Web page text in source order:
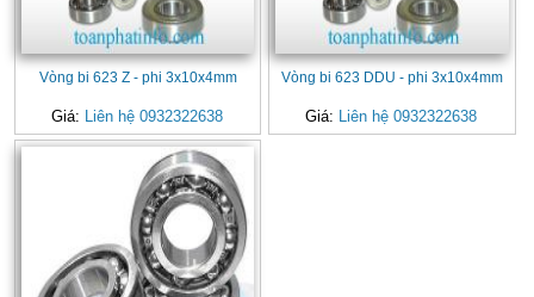
Vòng bi 623 Z - phi 3x10x4mm
Giá: Liên hệ 0932322638
Vòng bi 623 DDU - phi 3x10x4mm
Giá: Liên hệ 0932322638